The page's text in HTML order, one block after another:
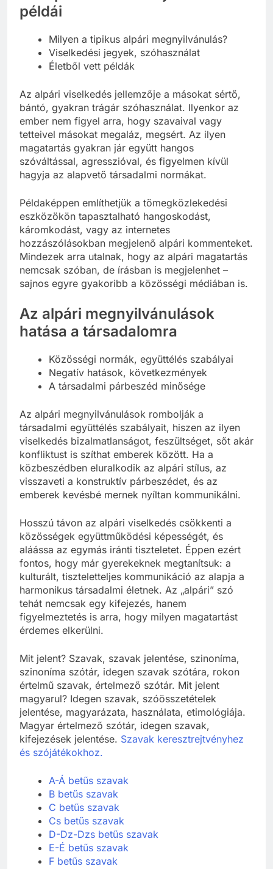
példái
Milyen a tipikus alpári megnyilvánulás?
Viselkedési jegyek, szóhasználat
Életből vett példák
Az alpári viselkedés jellemzője a másokat sértő,
bántó, gyakran trágár szóhasználat. Ilyenkor az
ember nem figyel arra, hogy szavaival vagy
tetteivel másokat megaláz, megsért. Az ilyen
magatartás gyakran jár együtt hangos
szóváltással, agresszióval, és figyelmen kívül
hagyja az alapvető társadalmi normákat.
Példaképpen említhetjük a tömegközlekedési
eszközökön tapasztalható hangoskodást,
káromkodást, vagy az internetes
hozzászólásokban megjelenő alpári kommenteket.
Mindezek arra utalnak, hogy az alpári magatartás
nemcsak szóban, de írásban is megjelenhet –
sajnos egyre gyakoribb a közösségi médiában is.
Az alpári megnyilvánulások
hatása a társadalomra
Közösségi normák, együttélés szabályai
Negatív hatások, következmények
A társadalmi párbeszéd minősége
Az alpári megnyilvánulások rombolják a
társadalmi együttélés szabályait, hiszen az ilyen
viselkedés bizalmatlanságot, feszültséget, sőt akár
konfliktust is szíthat emberek között. Ha a
közbeszédben eluralkodik az alpári stílus, az
visszaveti a konstruktív párbeszédet, és az
emberek kevésbé mernek nyíltan kommunikálni.
Hosszú távon az alpári viselkedés csökkenti a
közösségek együttműködési képességét, és
aláássa az egymás iránti tiszteletet. Éppen ezért
fontos, hogy már gyerekeknek megtanítsuk: a
kulturált, tiszteletteljes kommunikáció az alapja a
harmonikus társadalmi életnek. Az „alpári” szó
tehát nemcsak egy kifejezés, hanem
figyelmeztetés is arra, hogy milyen magatartást
érdemes elkerülni.
Mit jelent? Szavak, szavak jelentése, szinoníma,
szinoníma szótár, idegen szavak szótára, rokon
értelmű szavak, értelmező szótár. Mit jelent
magyarul? Idegen szavak, szóösszetételek
jelentése, magyarázata, használata, etimológiája.
Magyar értelmező szótár, idegen szavak,
kifejezések jelentése. Szavak keresztrejtvényhez
és szójátékokhoz.
A-Á betűs szavak
B betűs szavak
C betűs szavak
Cs betűs szavak
D-Dz-Dzs betűs szavak
E-É betűs szavak
F betűs szavak